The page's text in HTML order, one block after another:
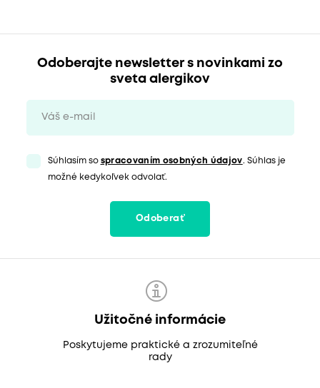
sveta alergikov
možné kedykoľvek odvolať.
Užitočné informácie
Poskytujeme praktické a zrozumiteľné